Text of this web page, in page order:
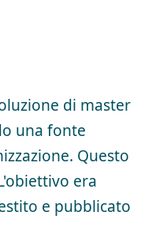
di master
una fonte
Questo
era
e pubblicato